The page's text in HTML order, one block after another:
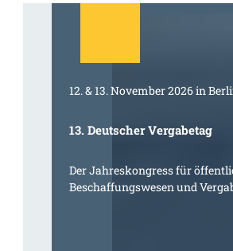
12. & 13. November 2026 in
13. Deutscher Vergabetag
Der Jahreskongress für
Beschaffungswesen und